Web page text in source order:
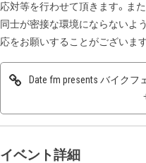
応対等を行わせて頂きます。ま
同士が密接な環境にならないよ
応をお願いすることがございま
Date fm presents バイクフ
イベント詳細